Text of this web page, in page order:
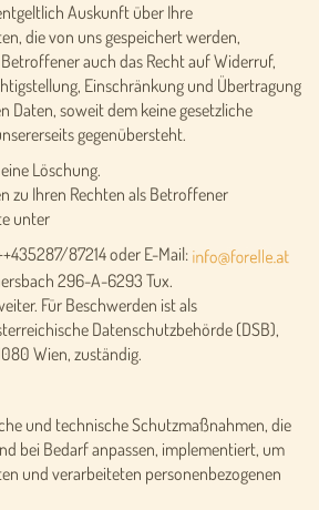
Auskunft über Ihre
die von uns gespeichert werden,
auch das Recht auf Widerruf,
Einschränkung und Übertragung
Daten, soweit dem keine gesetzliche
gegenübersteht.
Löschung.
zu Ihren Rechten als Betroffener
unter
87214 oder E-Mail:
296-A-6293 Tux.
Für Beschwerden ist als
Datenschutzbehörde (DSB),
Wien, zuständig.
und technische Schutzmaßnahmen, die
bei Bedarf anpassen, implementiert, um
und verarbeiteten personenbezogenen